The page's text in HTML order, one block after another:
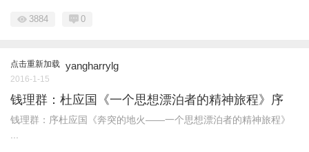
3884 0
点击重新加载 yangharrylg
2016-1-15
钱理群：杜应国《一个思想漂泊者的精神旅程》序
钱理群：序杜应国《奔突的地火——一个思想漂泊者的精神旅程》